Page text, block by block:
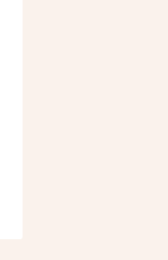
Revivez
et